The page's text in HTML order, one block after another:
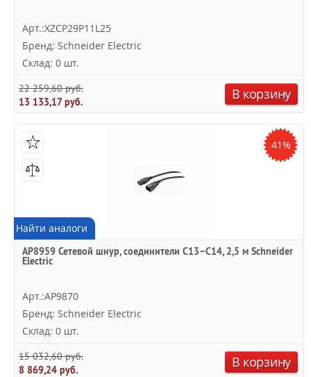
Арт.:XZCP29P11L25
Бренд: Schneider Electric
Склад: 0 шт.
22 259,60 руб.
13 133,17 руб.
В корзину
41%
Найти аналоги
AP8959 Сетевой шнур, соединители C13–C14, 2,5 м Schneider
Electric
Арт.:AP9870
Бренд: Schneider Electric
Склад: 0 шт.
15 032,60 руб.
8 869,24 руб.
В корзину